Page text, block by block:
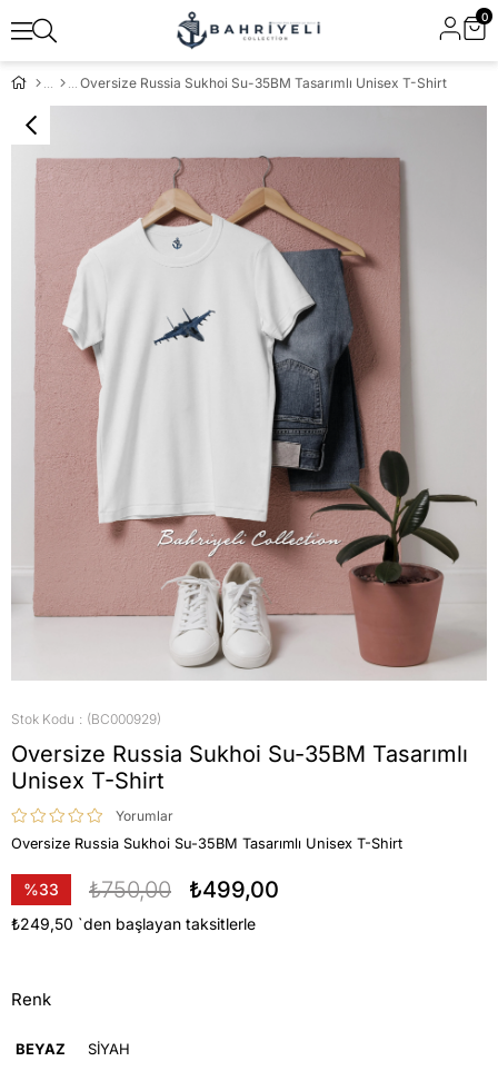
0
Oversize Russia Sukhoi Su-35BM Tasarımlı Unisex T-Shirt
Stok Kodu (BC000929)
Oversize Russia Sukhoi Su-35BM Tasarımlı
Unisex T-Shirt
Yorumlar
Oversize Russia Sukhoi Su-35BM Tasarımlı Unisex T-Shirt
%33
İndirim
₺750,00 ₺499,00
₺249,50 `den başlayan taksitlerle
Renk
BEYAZ SİYAH